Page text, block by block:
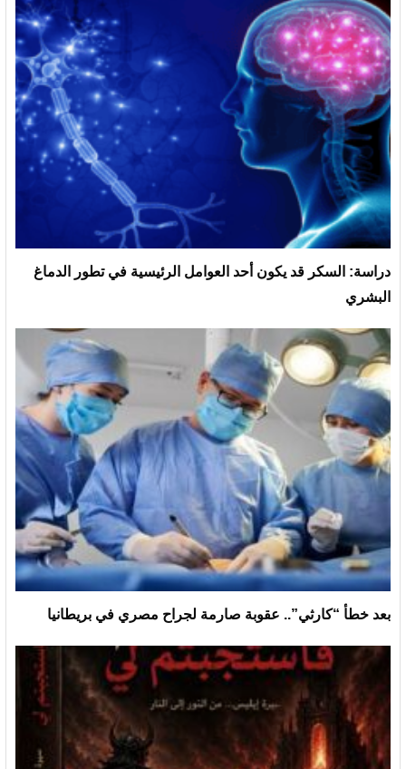
دراسة: السكر قد يكون أحد العوامل الرئيسية في تطور الدماغ
البشري
بعد خطأ “كارثي”.. عقوبة صارمة لجراح مصري في بريطانيا